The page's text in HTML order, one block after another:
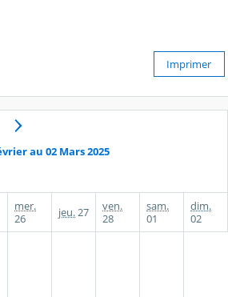
Imprimer
au 02 Mars 2025
mer.
26
jeu.27
ven.
28
sam.
01
dim.
02